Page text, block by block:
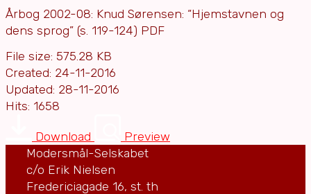
Årbog 2002-08: Knud Sørensen: “Hjemstavnen og
dens sprog” (s. 119-124) PDF
File size: 575.28 KB
Created: 24-11-2016
Updated: 28-11-2016
Hits: 1658
Download
Preview
Modersmål-Selskabet
c/o Erik Nielsen
Fredericiagade 16, st. th